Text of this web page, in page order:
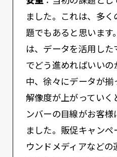
ました。これは、多
題でもあると思いま
は、データを活用し
でどう進めればいいの
中、徐々にデータが揃
解像度が上がっていく
ンバーの目線がお客
ました。販促キャン
ウンドメディアなど